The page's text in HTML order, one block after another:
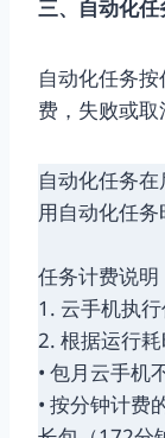
三、自动化任
自动化任务
费，失败或
自动化任务
用自动化任
任务计费说明
1. 云手机执
2. 根据运行耗
• 包月云手机
• 按分钟计费